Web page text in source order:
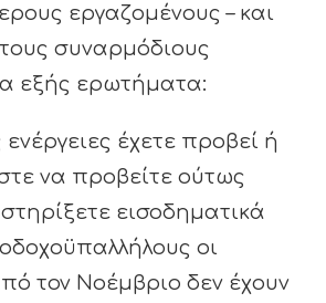
εργαζομένους – και
συναρμόδιους
εξής ερωτήματα:
έχετε προβεί ή
να προβείτε ούτως
εισοδηματικά
οι
τον Νοέμβριο δεν έχουν